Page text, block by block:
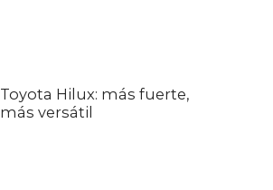
Toyota Hilux: más fuerte,
más versátil